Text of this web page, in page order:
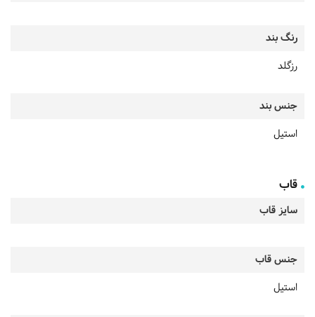
رنگ بند
رزگلد
جنس بند
استیل
قاب
سایز قاب
جنس قاب
استیل